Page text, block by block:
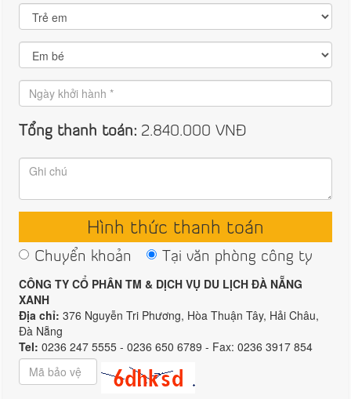
Tổng thanh toán: 2.840.000VNĐ
Hình thức thanh toán
Chuyển khoản
Tại văn phòng công ty
CÔNG TY CỔ PHÂN TM & DỊCH VỤ DU LỊCH ĐÀ NẴNG
XANH
Địa chỉ: 376 Nguyễn Tri Phương, Hòa Thuận Tây, Hải Châu,
Đà Nẵng
Tel: 0236 247 5555 - 0236 650 6789 - Fax: 0236 3917 854